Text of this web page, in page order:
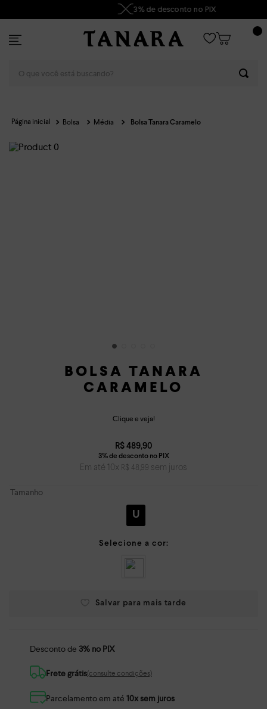
3% de desconto no PIX
Bolsa Média Bolsa Tanara Caramelo
BOLSA TANARA
CARAMELO
Clique e veja!
R$ 489,90
Em até 10x R$ 48 ,99 sem juros
Tamanho
U
Desconto de 3% no PIX
Frete grátis(consulte condições)
Parcelamento em até 10x sem juros